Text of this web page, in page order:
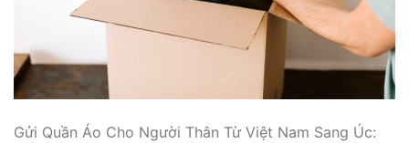
Gửi Quần Áo Cho Người Thân Từ Việt Nam Sang Úc: